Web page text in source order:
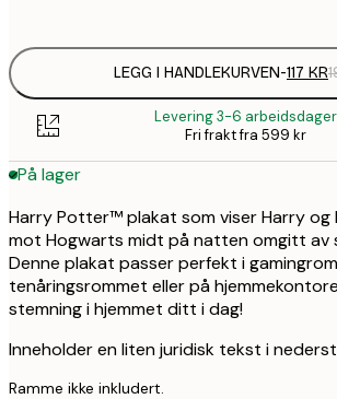
LEGG I HANDLEKURVEN-117 KR
Levering 3-6 arbeidsdager
Fri frakt fra 599 kr
På lager
Harry Potter™ plakat som viser Harry og
mot Hogwarts midt på natten omgitt av
Denne plakat passer perfekt i
tenåringsrommet eller på
stemning i hjemmet ditt i dag!
Inneholder en liten juridisk tekst i
Ramme ikke inkludert.